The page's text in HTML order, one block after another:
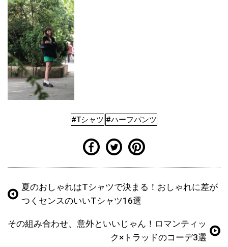
#Tシャツ #ハーフパンツ
夏のおしゃれはTシャツで決まる！おしゃれに差が
つくセンスのいいTシャツ16選
その組み合わせ、意外といいじゃん！ロマンティッ
ク×トラッドのコーデ3選